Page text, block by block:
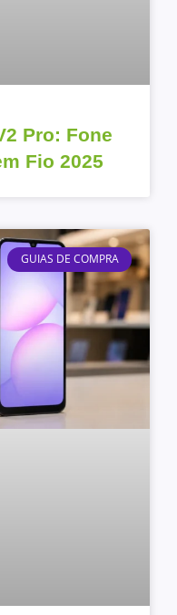
Pro: Fone
Fio 2025
GUIAS DE COMPRA